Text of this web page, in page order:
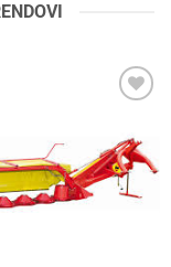
Add to
wishlist